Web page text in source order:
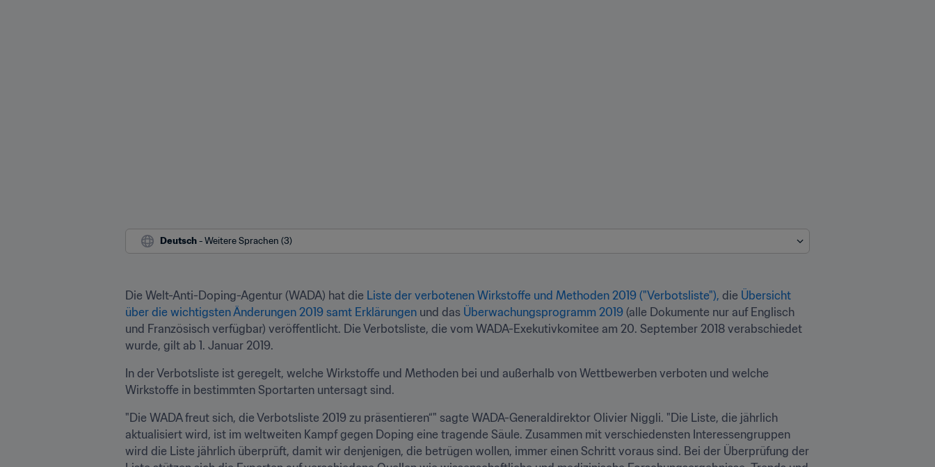
Deutsch - Weitere Sprachen (3)
Die Welt-Anti-Doping-Agentur (WADA) hat die Liste der verbotenen Wirkstoffe und Methoden 2019 ("Verbotsliste"), die Übersicht
über die wichtigsten Änderungen 2019 samt Erklärungen und das Überwachungsprogramm 2019 (alle Dokumente nur auf Englisch
und Französisch verfügbar) veröffentlicht. Die Verbotsliste, die vom WADA-Exekutivkomitee am 20. September 2018 verabschiedet
wurde, gilt ab 1. Januar 2019.
In der Verbotsliste ist geregelt, welche Wirkstoffe und Methoden bei und außerhalb von Wettbewerben verboten und welche
Wirkstoffe in bestimmten Sportarten untersagt sind.
"Die WADA freut sich, die Verbotsliste 2019 zu präsentieren“" sagte WADA-Generaldirektor Olivier Niggli. "Die Liste, die jährlich
aktualisiert wird, ist im weltweiten Kampf gegen Doping eine tragende Säule. Zusammen mit verschiedensten Interessengruppen
wird die Liste jährlich überprüft, damit wir denjenigen, die betrügen wollen, immer einen Schritt voraus sind. Bei der Überprüfung der